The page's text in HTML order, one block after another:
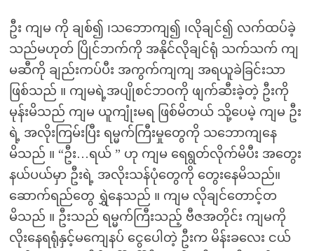
ဦး ကျမ ကို ချစ်၍ ၊သဘောကျ၍ ၊လိုချင်၍ လက်ထပ်ခဲ့
သည်မဟုတ် ပြိုင်ဘက်ကို အနိုင်လိုချင်ရုံ သက်သက် ကျ
မဆီကို ချည်းကပ်ပီး အကွက်ကျကျ အရယူခဲခြင်းသာ
ဖြစ်သည် ။ ကျမရဲ့အပျိုစင်ဘဝကို ဖျက်ဆီးခဲ့တဲ့ ဦးကို
မုန်းမိသည် ကျမ ယူကျုံးမရ ဖြစ်မိတယ် သို့ပေမဲ့ ကျမ ဦး
ရဲ့ အလိုးကြမ်းပြီး ရမ္မက်ကြီးမှုတွေကို သဘော‌ကျနေ
မိသည် ။ “ဦး…ရယ် ” ဟု ကျမ ရေရွတ်လိုက်မိပီး အတွေး
နယ်ပယ်မှာ ဦးရဲ့ အလိုးသန်ပုံတွေကို တွေး‌နေမိသည်။
ဆောက်‌ရည်တွေ ရွှဲနေသည် ။ ကျမ လိုချင်တောင့်တ
မိသည် ။ ဦးသည် ရမ္မက်ကြီးသည့် ဗီဇအတိုင်း ကျမကို
လိုးနေရရုံနှင့်မကျေနပ် ငွေပေါတဲ့ ဦးက မိန်းခလေး ငယ်